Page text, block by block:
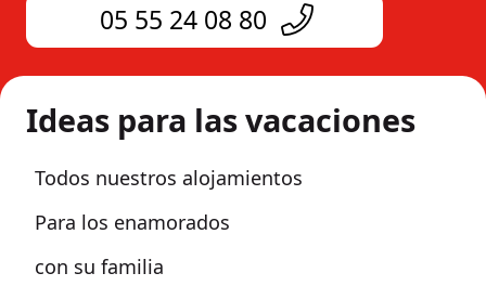
05 55 24 08 80
Ideas para las vacaciones
Todos nuestros alojamientos
Para los enamorados
con su familia